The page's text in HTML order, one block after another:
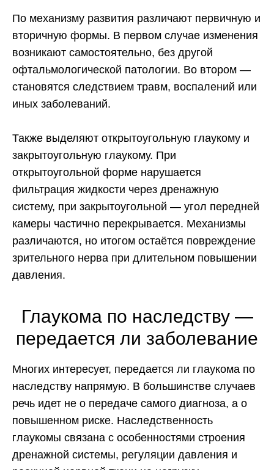
По механизму развития различают первичную и
вторичную формы. В первом случае изменения
возникают самостоятельно, без другой
офтальмологической патологии. Во втором —
становятся следствием травм, воспалений или
иных заболеваний.
Также выделяют открытоугольную глаукому и
закрытоугольную глаукому. При
открытоугольной форме нарушается
фильтрация жидкости через дренажную
систему, при закрытоугольной — угол передней
камеры частично перекрывается. Механизмы
различаются, но итогом остаётся повреждение
зрительного нерва при длительном повышении
давления.
Глаукома по наследству —
передается ли заболевание
Многих интересует, передается ли глаукома по
наследству напрямую. В большинстве случаев
речь идет не о передаче самого диагноза, а о
повышенном риске. Наследственность
глаукомы связана с особенностями строения
дренажной системы, регуляции давления и